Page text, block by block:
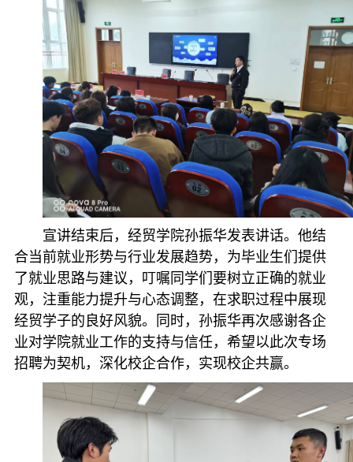
宣讲结束后，经贸学院孙振华发表讲话。他结
合当前就业形势与行业发展趋势，为毕业生们提供
了就业思路与建议，叮嘱同学们要树立正确的就业
观，注重能力提升与心态调整，在求职过程中展现
经贸学子的良好风貌。同时，孙振华再次感谢各企
业对学院就业工作的支持与信任，希望以此次专场
招聘为契机，深化校企合作，实现校企共赢。